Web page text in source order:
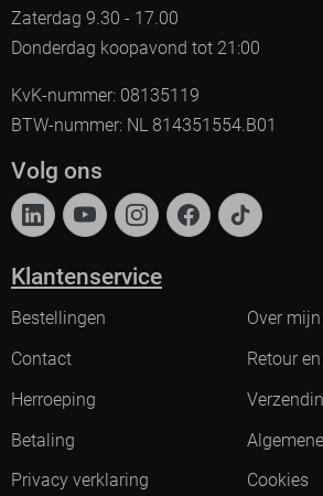
Zaterdag 9.30 - 17.00
Donderdag koopavond tot 21:00
KvK-nummer: 08135119
BTW-nummer: NL 814351554.B01
Volg ons
Klantenservice
Bestellingen
Over
Contact
Retour
Herroeping
Betaling
Privacy verklaring
Cookies